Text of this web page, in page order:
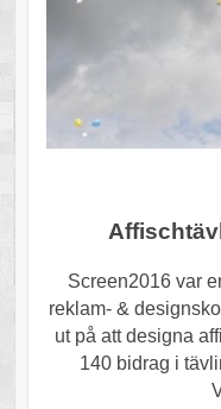
Screen2016 var
reklam- &
ut på att designa
140 bidrag i